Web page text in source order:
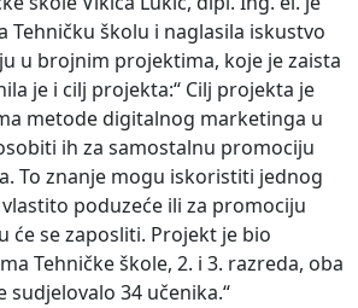
Tehničku školu i naglasila iskustvo
u brojnim projektima, koje je zaista
je i cilj projekta:“ Cilj projekta je
metode digitalnog marketinga u
ih za samostalnu promociju
To znanje mogu iskoristiti jednog
poduzeće ili za promociju
će se zaposliti. Projekt je bio
Tehničke škole, 2. i 3. razreda, oba
sudjelovalo 34 učenika.“